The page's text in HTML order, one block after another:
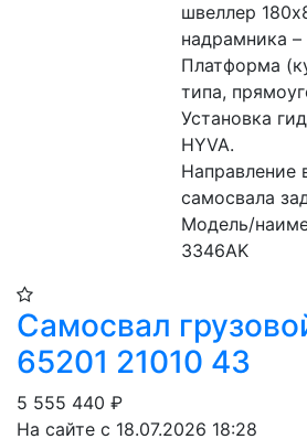
швеллер
надрамника
Платформа
типа,
Установка
HYVA.
Направление
самосвала
Модель/
3346AK
Самосвал
65201 21010 43
5 555 440 ₽
На сайте с 18.07.2026 18:28